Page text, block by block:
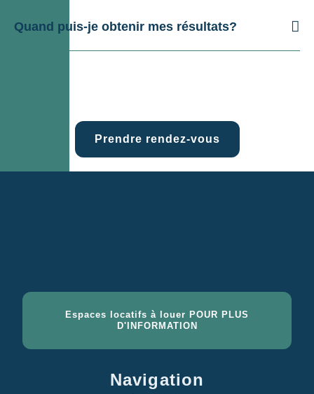
Quand puis-je obtenir mes résultats?
Prendre rendez-vous
Espaces locatifs à louer POUR PLUS
D'INFORMATION
Navigation